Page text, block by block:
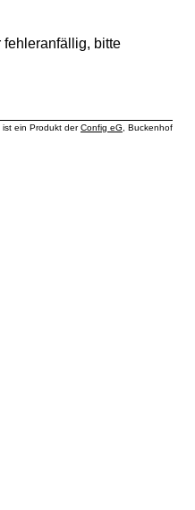
fehleranfällig, bitte
ist ein Produkt derConfig eG , Buckenhof